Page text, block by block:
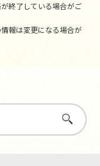
終了している場合がご
報は変更になる場合が
さがす